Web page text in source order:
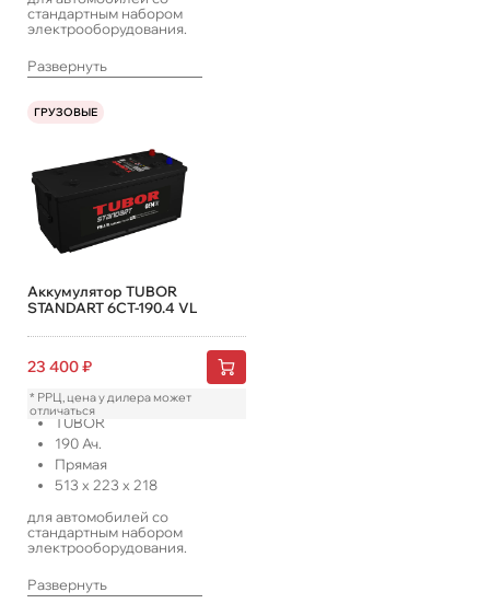
стандартным набором
электрооборудования.
Развернуть
ГРУЗОВЫЕ
Аккумулятор TUBOR
STANDART 6СТ-190.4 VL
23 400₽
* РРЦ, цена у дилера может
отличаться
TUBOR
190 Ач.
Прямая
513 x 223 x 218
для автомобилей со
стандартным набором
электрооборудования.
Развернуть